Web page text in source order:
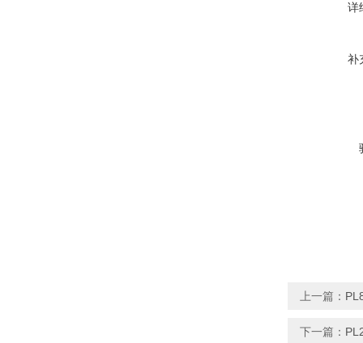
详
补
上一篇：
下一篇：